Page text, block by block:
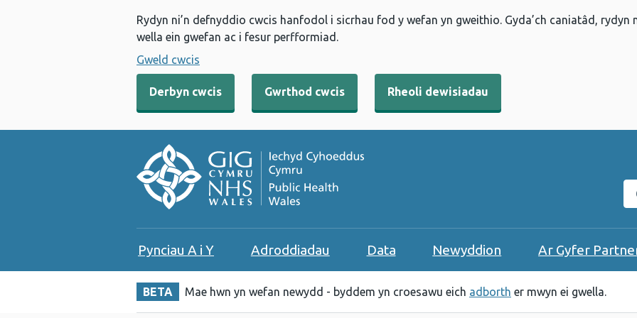
Rydyn ni’n defnyddio cwcis hanfodol i sicrhau fod y wefan yn gweithio. Gyda’ch caniatâd,
wella ein gwefan ac i fesur perfformiad.
Gweld cwcis
Derbyn cwcis Gwrthod cwcis Rheoli dewisiadau
Pynciau A i Y Adroddiadau Data Newyddion Ar Gyfer
BETA Mae hwn yn wefan newydd - byddem yn croesawu eich adborth er mwyn ei gwella.